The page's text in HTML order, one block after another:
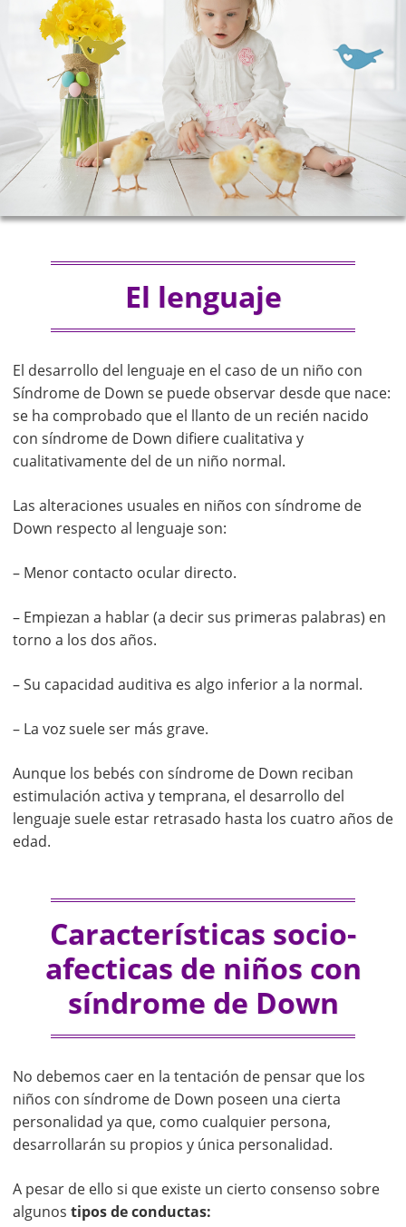
El lenguaje
El desarrollo del lenguaje en el caso de un niño con
Síndrome de Down se puede observar desde que nace:
se ha comprobado que el llanto de un recién nacido
con síndrome de Down difiere cualitativa y
cualitativamente del de un niño normal.
Las alteraciones usuales en niños con síndrome de
Down respecto al lenguaje son:
– Menor contacto ocular directo.
– Empiezan a hablar (a decir sus primeras palabras) en
torno a los dos años.
– Su capacidad auditiva es algo inferior a la normal.
– La voz suele ser más grave.
Aunque los bebés con síndrome de Down reciban
estimulación activa y temprana, el desarrollo del
lenguaje suele estar retrasado hasta los cuatro años de
edad.
Características socio-
afecticas de niños con
síndrome de Down
No debemos caer en la tentación de pensar que los
niños con síndrome de Down poseen una cierta
personalidad ya que, como cualquier persona,
desarrollarán su propios y única personalidad.
A pesar de ello si que existe un cierto consenso sobre
algunos tipos de conductas: